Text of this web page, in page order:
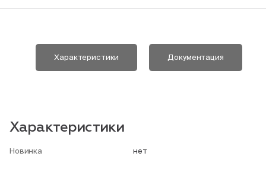
Характеристики Документация
Характеристики
Новинка нет